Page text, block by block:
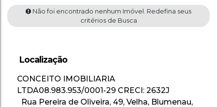
Localização
CONCEITO IMOBILIARIA
LTDA08.983.953/0001-29 CRECI: 2632J
Rua Pereira de Oliveira, 49, Velha, Blumenau,